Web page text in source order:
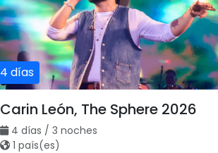
4 días
Carin León, The Sphere 2026
4 días / 3 noches
1 país(es)